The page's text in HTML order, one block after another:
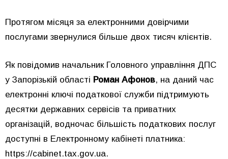
Протягом місяця за електронними довірчими
послугами звернулися більше двох тисяч клієнтів.
Як повідомив начальник Головного управління ДПС
у Запорізькій області Роман Афонов, на даний час
електронні ключі податкової служби підтримують
десятки державних сервісів та приватних
організацій, водночас більшість податкових послуг
доступні в Електронному кабінеті платника:
https://cabinet.tax.gov.ua.